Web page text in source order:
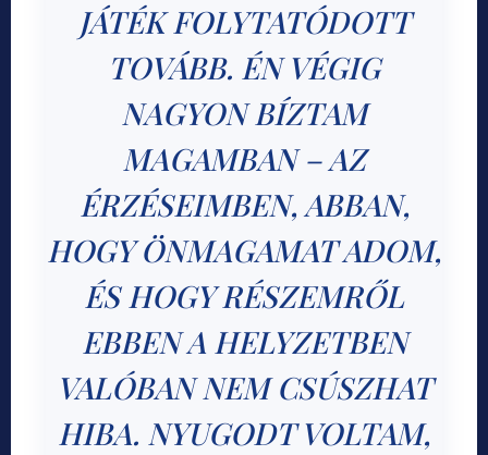
JÁTÉK FOLYTATÓDOTT
TOVÁBB. ÉN VÉGIG
NAGYON BÍZTAM
MAGAMBAN – AZ
ÉRZÉSEIMBEN, ABBAN,
HOGY ÖNMAGAMAT ADOM,
ÉS HOGY RÉSZEMRŐL
EBBEN A HELYZETBEN
VALÓBAN NEM CSÚSZHAT
HIBA. NYUGODT VOLTAM,